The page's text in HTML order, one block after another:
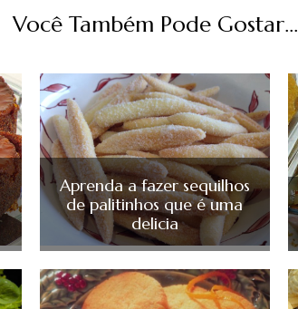
Você Também Pode Gostar...
Aprenda a fazer sequilhos
de palitinhos que é uma
delicia